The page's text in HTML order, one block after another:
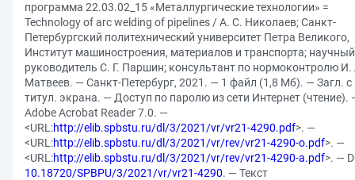
программа 22.03.02_15 «Металлургические технологии» =
Technology of arc welding of pipelines / А. С. Николаев; Санкт-
Петербургский политехнический университет Петра Великого,
Институт машиностроения, материалов и транспорта; научный
руководитель С. Г. Паршин; консультант по нормоконтролю И.
Матвеев. — Санкт-Петербург, 2021. — 1 файл (1,8 Мб). — Загл. с
титул. экрана. — Доступ по паролю из сети Интернет (чтение).
Adobe Acrobat Reader 7.0. —
<URL:http://elib.spbstu.ru/dl/3/2021/vr/vr21-4290.pdf>. —
<URL:http://elib.spbstu.ru/dl/3/2021/vr/rev/vr21-4290-o.pdf>. —
<URL:http://elib.spbstu.ru/dl/3/2021/vr/rev/vr21-4290-a.pdf>. —
10.18720/SPBPU/3/2021/vr/vr21-4290. — Текст